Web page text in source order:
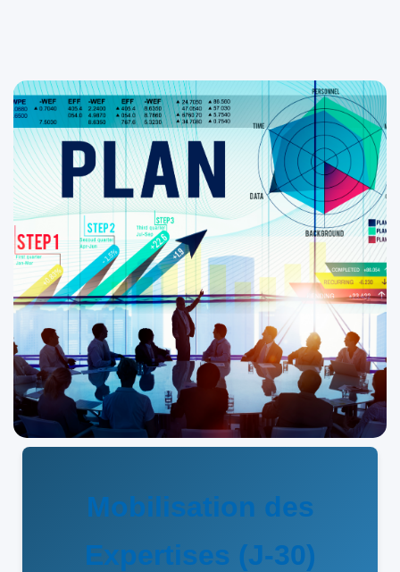
Mobilisation des
Expertises (J-30)